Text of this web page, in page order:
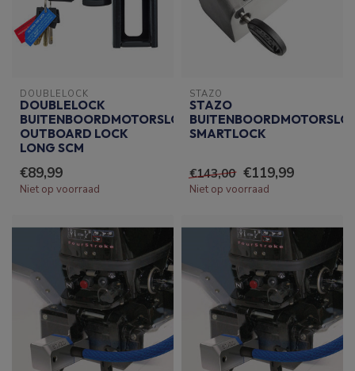
DOUBLELOCK
DOUBLELOCK
BUITENBOORDMOTORSLOT
OUTBOARD LOCK
LONG SCM
€89,99
Niet op voorraad
STAZO
STAZO
SMARTLOCK
€143,00 €119,99
Niet op voorraad